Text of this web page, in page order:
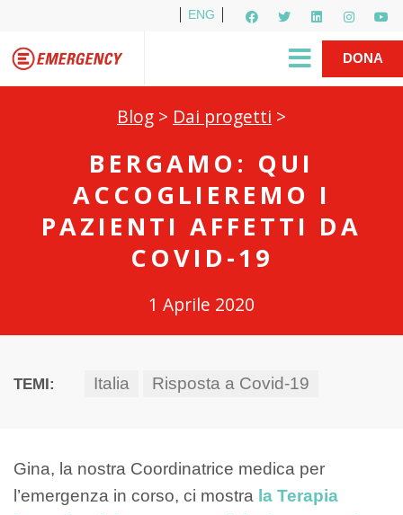
ENG
R1PUD1A
DONA
Blog > Dai progetti >
BERGAMO: QUI
ACCOGLIEREMO I
PAZIENTI AFFETTI DA
COVID-19
1 Aprile 2020
TEMI: Italia Risposta a Covid-19
Gina, la nostra Coordinatrice medica per
l’emergenza in corso, ci mostra la Terapia